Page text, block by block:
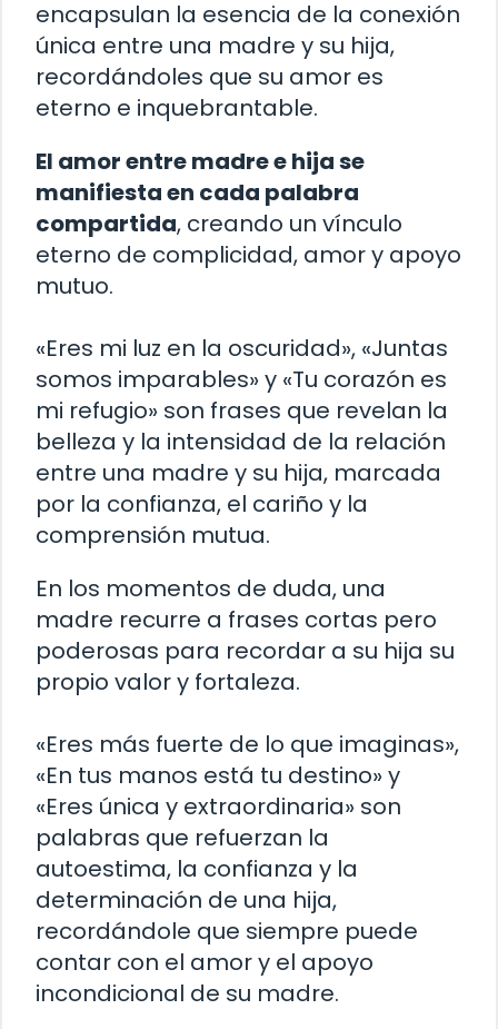
encapsulan la esencia de la conexión
única entre una madre y su hija,
recordándoles que su amor es
eterno e inquebrantable.
El amor entre madre e hija se
manifiesta en cada palabra
compartida, creando un vínculo
eterno de complicidad, amor y apoyo
mutuo.
«Eres mi luz en la oscuridad», «Juntas
somos imparables» y «Tu corazón es
mi refugio» son frases que revelan la
belleza y la intensidad de la relación
entre una madre y su hija, marcada
por la confianza, el cariño y la
comprensión mutua.
En los momentos de duda, una
madre recurre a frases cortas pero
poderosas para recordar a su hija su
propio valor y fortaleza.
«Eres más fuerte de lo que imaginas»,
«En tus manos está tu destino» y
«Eres única y extraordinaria» son
palabras que refuerzan la
autoestima, la confianza y la
determinación de una hija,
recordándole que siempre puede
contar con el amor y el apoyo
incondicional de su madre.